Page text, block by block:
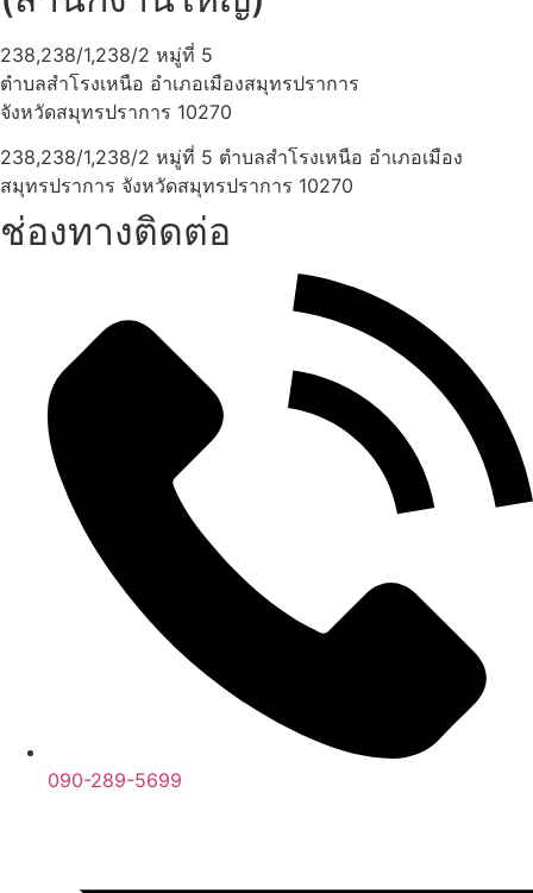
238,238/1,238/2 หมู่ที่ 5
ตำบลสำโรงเหนือ อำเภอเมืองสมุทรปราการ
จังหวัดสมุทรปราการ 10270
238,238/1,238/2 หมู่ที่ 5 ตำบลสำโรงเหนือ อำเภอเมือง
สมุทรปราการ จังหวัดสมุทรปราการ 10270
ช่องทางติดต่อ
090-289-5699